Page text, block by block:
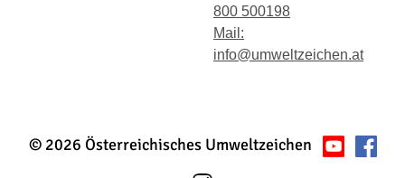
800 500198
Mail:
info@umweltzeichen.at
© 2026 Österreichisches Umweltzeichen